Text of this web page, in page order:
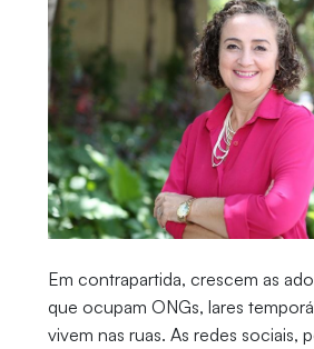
Em contrapartida, crescem as
que ocupam ONGs, lares
vivem nas ruas. As redes sociais,